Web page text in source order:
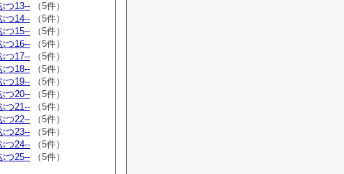
つ13-- （5件）
つ14-- （5件）
つ15-- （5件）
つ16-- （5件）
つ17-- （5件）
つ18-- （5件）
つ19-- （5件）
つ20-- （5件）
つ21-- （5件）
つ22-- （5件）
つ23-- （5件）
つ24-- （5件）
つ25-- （5件）